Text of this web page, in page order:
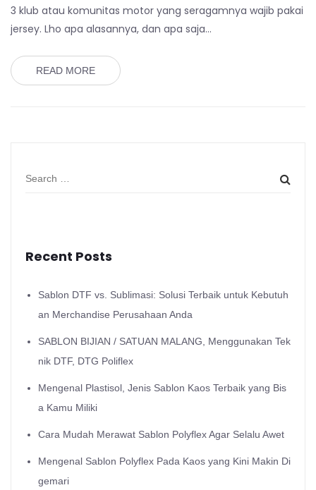
3 klub atau komunitas motor yang seragamnya wajib pakai
jersey. Lho apa alasannya, dan apa saja…
READ MORE
Recent Posts
Sablon DTF vs. Sublimasi: Solusi Terbaik untuk Kebutuh
an Merchandise Perusahaan Anda
SABLON BIJIAN / SATUAN MALANG, Menggunakan Tek
nik DTF, DTG Poliflex
Mengenal Plastisol, Jenis Sablon Kaos Terbaik yang Bis
a Kamu Miliki
Cara Mudah Merawat Sablon Polyflex Agar Selalu Awet
Mengenal Sablon Polyflex Pada Kaos yang Kini Makin Di
gemari